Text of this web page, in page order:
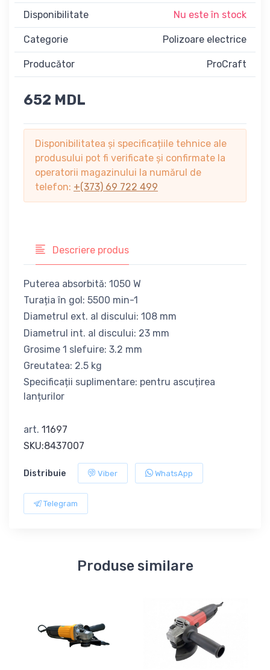
Disponibilitate Nu este în stock
Categorie Polizoare electrice
Producător ProCraft
652 MDL
Disponibilitatea și specificațiile tehnice ale
produsului pot fi verificate și confirmate la
operatorii magazinului la numărul de
telefon: +(373) 69 722 499
Descriere produs
Puterea absorbită: 1050 W
Turația în gol: 5500 min-1
Diametrul ext. al discului: 108 mm
Diametrul int. al discului: 23 mm
Grosime 1 slefuire: 3.2 mm
Greutatea: 2.5 kg
Specificații suplimentare: pentru ascuțirea
lanțurilor
art. 11697
SKU:8437007
Distribuie Viber WhatsApp
Telegram
Produse similare